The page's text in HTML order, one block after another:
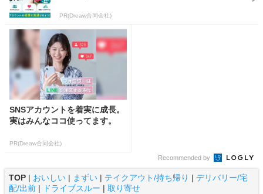
PR(Dreaw合同会社)
SNSアカウントを着実に成長。
実はみんなココ使ってます。
PR(Dreaw合同会社)
Recommended by
TOP | おいしい | まずい | テイクアウト/持ち帰り | デリバリー/宅
配/出前 | ドライブスルー | 取り寄せ